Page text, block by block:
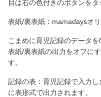
目は右の色付きのボタンをタ
表紙/裏表紙：mamadaysオ
こまめに育児記録のデータ
表紙/裏表紙の出力をオフに
す。
記録の表：育児記録で入力
に表形式で出力されます。